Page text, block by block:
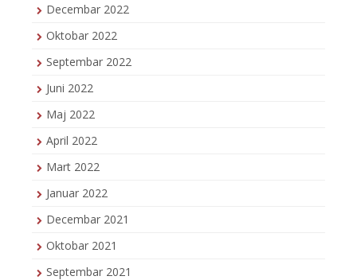
Decembar 2022
Oktobar 2022
Septembar 2022
Juni 2022
Maj 2022
April 2022
Mart 2022
Januar 2022
Decembar 2021
Oktobar 2021
Septembar 2021